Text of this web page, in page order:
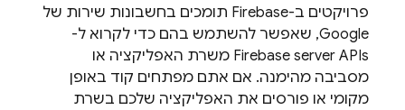
פרויקטים ב-Firebase תומכים בחשבונות שירות של
Google, שאפשר להשתמש בהם כדי לקרוא ל-
Firebase server APIs משרת האפליקציה או
מסביבה מהימנה. אם אתם מפתחים קוד באופן
מקומי או פורסים את האפליקציה שלכם בשרת